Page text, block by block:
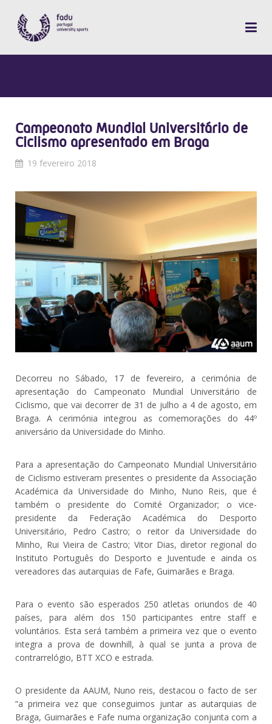
Campeonato Mundial Universitário de
Ciclismo apresentado em Braga
19 fevereiro 2018
Decorreu no Sábado, 17 de fevereiro, a cerimónia de
apresentação do Campeonato Mundial Universitário de
Ciclismo, que vai decorrer de 31 de julho a 4 de agosto, em
Braga. A cerimónia integrou as comemorações do 44º
aniversário da Universidade do Minho.
Para a apresentação do Campeonato Mundial Universitário
de Ciclismo estiveram presentes o presidente da Associação
Académica da Universidade do Minho, Nuno Reis, que é
também o presidente do Comité Organizador; o vice-
presidente da Federação Académica do Desporto
Universitário, Pedro Castro; o reitor da Universidade do
Minho, Rui Vieira de Castro; Vitor Dias, diretor regional do
Instituto Português do Desporto e Juventude e ainda os
vereadores das autarquias de Fafe, Guimarães e Braga.
Para o evento são esperados 250 atletas oriundos de 40
países, para além dos 150 participantes entre staff e
voluntários. Esta será também a primeira vez que o evento
integra a prova de downhill, à qual se junta a prova de
contrarrelógio, BTT XCO e estrada.
O presidente da AAUM, Nuno reis, destacou o facto de ser
“a primeira vez que conseguimos juntar as autarquias de
Braga, Guimarães e Fafe numa organização conjunta com a